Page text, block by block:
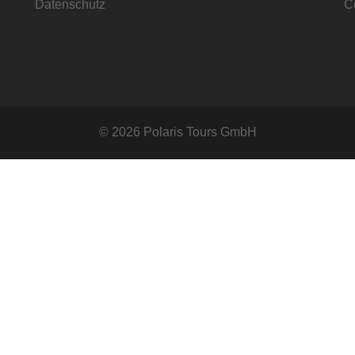
Datenschutz
© 2026 Polaris Tours GmbH